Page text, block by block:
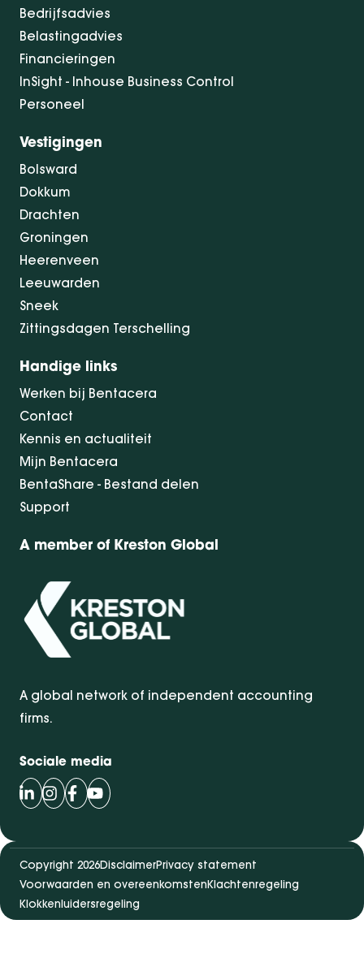
Bedrijfsadvies
Belastingadvies
Financieringen
InSight - Inhouse Business Control
Personeel
Vestigingen
Bolsward
Dokkum
Drachten
Groningen
Heerenveen
Leeuwarden
Sneek
Zittingsdagen Terschelling
Handige links
Werken bij Bentacera
Contact
Kennis en actualiteit
Mijn Bentacera
BentaShare - Bestand delen
Support
A member of Kreston Global
A global network of independent accounting
firms.
Sociale media
Volg Bentacera op LinkedIn
Volg Bentacera op Instagram
Volg Bentacera op Facebook
Volg Bentacera op Youtube
Copyright 2026DisclaimerPrivacy statement
Voorwaarden en overeenkomstenKlachtenregeling
Klokkenluidersregeling